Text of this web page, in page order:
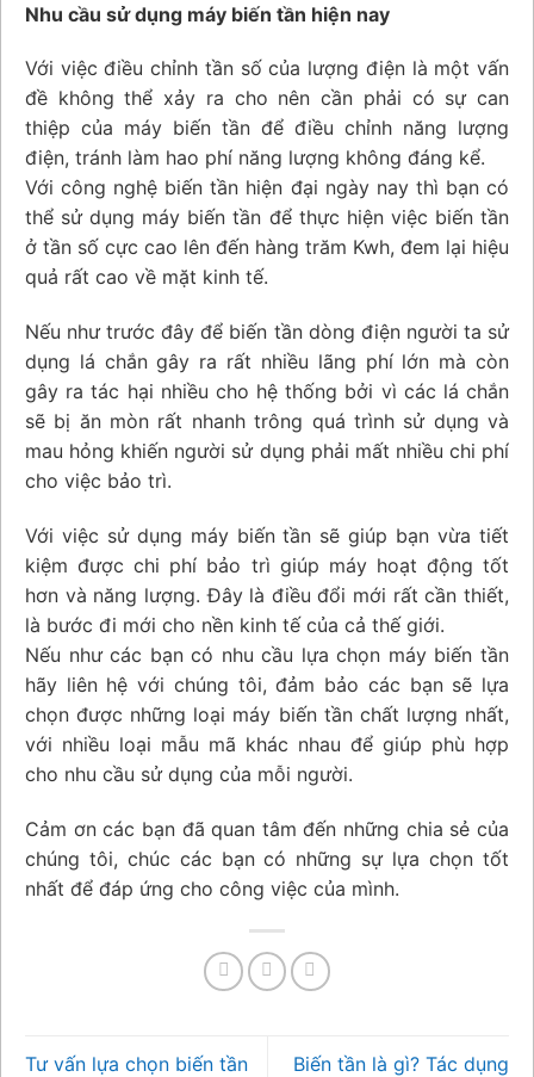
Nhu cầu sử dụng máy biến tần hiện nay
Với việc điều chỉnh tần số của lượng điện là một vấn
đề không thể xảy ra cho nên cần phải có sự can
thiệp của máy biến tần để điều chỉnh năng lượng
điện, tránh làm hao phí năng lượng không đáng kể.
Với công nghệ biến tần hiện đại ngày nay thì bạn có
thể sử dụng máy biến tần để thực hiện việc biến tần
ở tần số cực cao lên đến hàng trăm Kwh, đem lại hiệu
quả rất cao về mặt kinh tế.
Nếu như trước đây để biến tần dòng điện người ta sử
dụng lá chắn gây ra rất nhiều lãng phí lớn mà còn
gây ra tác hại nhiều cho hệ thống bởi vì các lá chắn
sẽ bị ăn mòn rất nhanh trông quá trình sử dụng và
mau hỏng khiến người sử dụng phải mất nhiều chi phí
cho việc bảo trì.
Với việc sử dụng máy biến tần sẽ giúp bạn vừa tiết
kiệm được chi phí bảo trì giúp máy hoạt động tốt
hơn và năng lượng. Đây là điều đổi mới rất cần thiết,
là bước đi mới cho nền kinh tế của cả thế giới.
Nếu như các bạn có nhu cầu lựa chọn máy biến tần
hãy liên hệ với chúng tôi, đảm bảo các bạn sẽ lựa
chọn được những loại máy biến tần chất lượng nhất,
với nhiều loại mẫu mã khác nhau để giúp phù hợp
cho nhu cầu sử dụng của mỗi người.
Cảm ơn các bạn đã quan tâm đến những chia sẻ của
chúng tôi, chúc các bạn có những sự lựa chọn tốt
nhất để đáp ứng cho công việc của mình.
Tư vấn lựa chọn biến tần
Biến tần là gì? Tác dụng